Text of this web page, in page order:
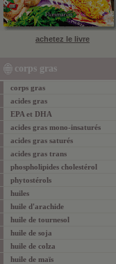
achetez le livre
corps gras
corps gras
acides gras
EPA et DHA
acides gras mono-insaturés
acides gras saturés
acides gras trans
phospholipides cholestérol
phytostérols
huiles
huile d'arachide
huile de tournesol
huile de soja
huile de colza
huile de maïs